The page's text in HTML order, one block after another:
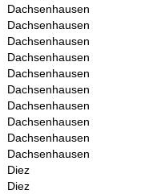
Dachsenhausen
Dachsenhausen
Dachsenhausen
Dachsenhausen
Dachsenhausen
Dachsenhausen
Dachsenhausen
Dachsenhausen
Dachsenhausen
Dachsenhausen
Diez
Diez